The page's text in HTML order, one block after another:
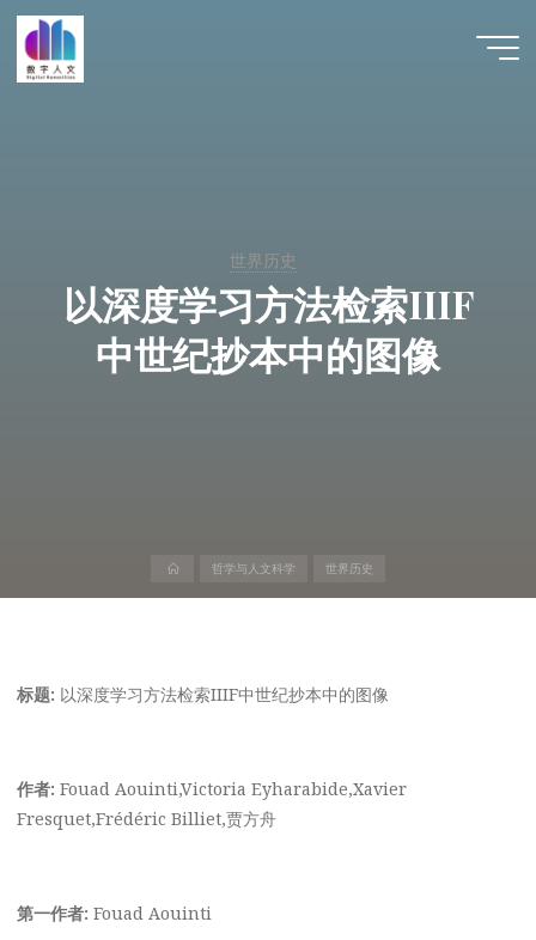
世界历史
以深度学习方法检索IIIF
中世纪抄本中的图像
哲学与人文科学 世界历史
标题: 以深度学习方法检索IIIF中世纪抄本中的图像
作者: Fouad Aouinti,Victoria Eyharabide,Xavier
Fresquet,Frédéric Billiet,贾方舟
第一作者: Fouad Aouinti